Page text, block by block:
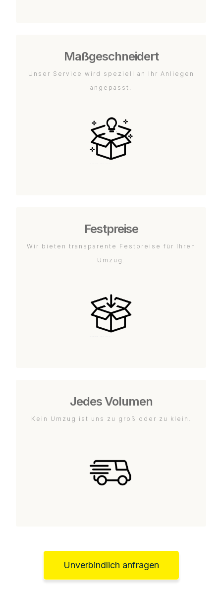
Maßgeschneidert
Unser Service wird speziell an Ihr Anliegen
angepasst.
Festpreise
Wir bieten transparente Festpreise für Ihren
Umzug.
Jedes Volumen
Kein Umzug ist uns zu groß oder zu klein.
Unverbindlich anfragen